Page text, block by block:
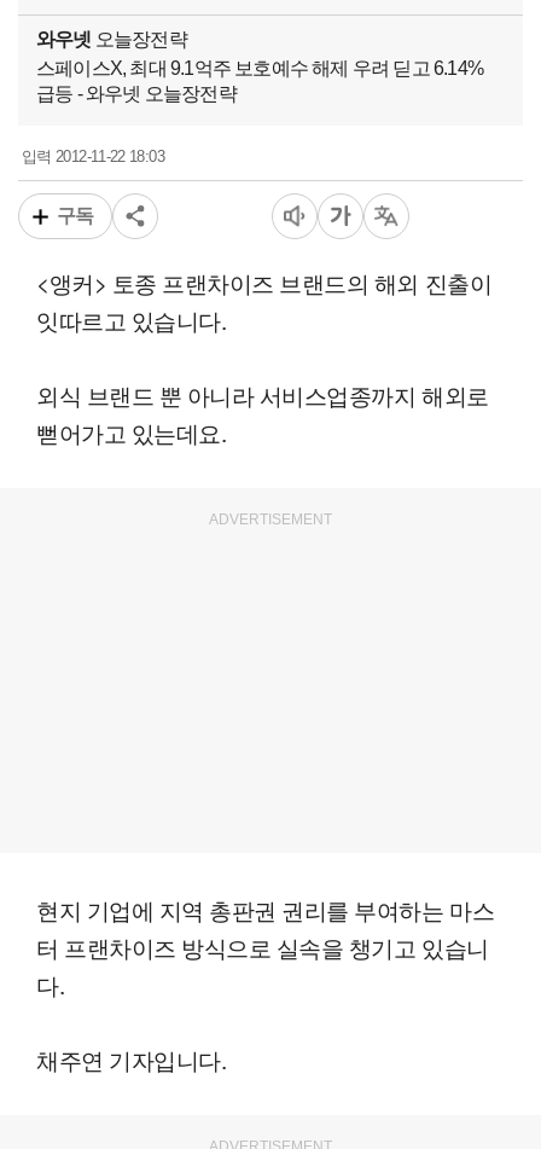
와우넷 오늘장전략
스페이스X, 최대 9.1억주 보호예수 해제 우려 딛고 6.14%
급등 - 와우넷 오늘장전략
입력2012-11-22 18:03
구독
<앵커> 토종 프랜차이즈 브랜드의 해외 진출이
잇따르고 있습니다.
외식 브랜드 뿐 아니라 서비스업종까지 해외로
뻗어가고 있는데요.
ADVERTISEMENT
현지 기업에 지역 총판권 권리를 부여하는 마스
터 프랜차이즈 방식으로 실속을 챙기고 있습니
다.
채주연 기자입니다.